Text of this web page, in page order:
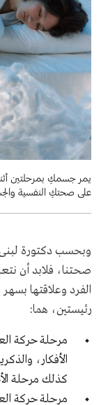
يمر جسمكِ بمرحلتين
على صحتكِ النفسية
وبحسب دكتورة
صحتنا، فلابد أن
الفرد وعلاقتها بسهر
رئيستين، هما:
مرحلة حركة
الأفكار،
كذلك مرحلة
مرحلة حركة